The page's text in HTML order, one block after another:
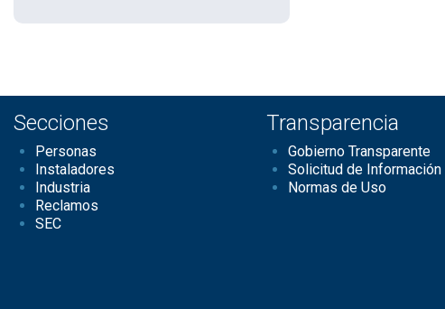
Secciones
Personas
Instaladores
Industria
Reclamos
SEC
Transparencia
Gobierno Transparente
Solicitud de Información
Normas de Uso